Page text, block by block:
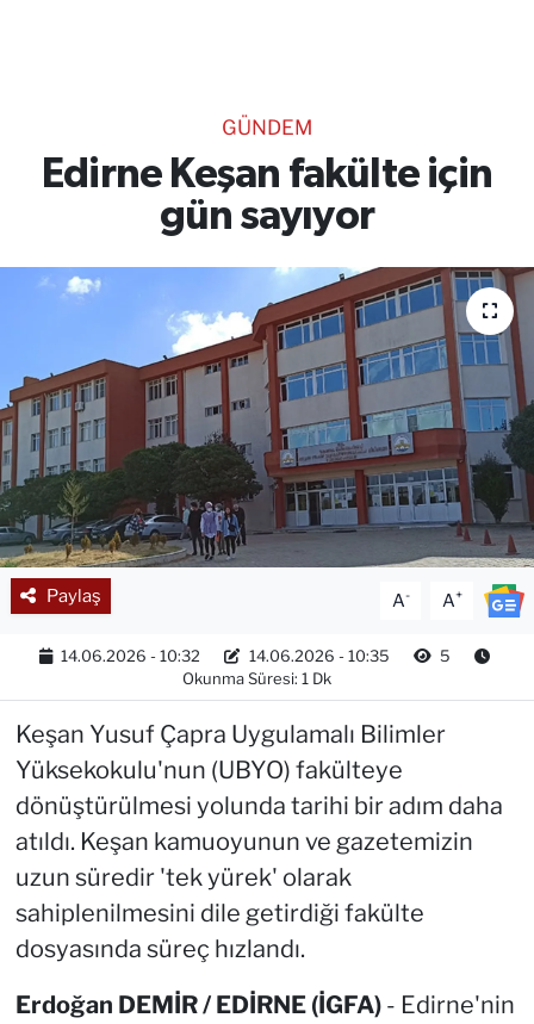
GÜNDEM
Edirne Keşan fakülte için
gün sayıyor
Paylaş A- A+
14.06.2026 - 10:32 14.06.2026 - 10:35
5
Okunma Süresi: 1 Dk
Keşan Yusuf Çapra Uygulamalı Bilimler
Yüksekokulu'nun (UBYO) fakülteye
dönüştürülmesi yolunda tarihi bir adım daha
atıldı. Keşan kamuoyunun ve gazetemizin
uzun süredir 'tek yürek' olarak
sahiplenilmesini dile getirdiği fakülte
dosyasında süreç hızlandı.
Erdoğan DEMİR / EDİRNE (İGFA) - Edirne'nin
RESMİ İLANLAR
Gencsesfm Canlı Dinle